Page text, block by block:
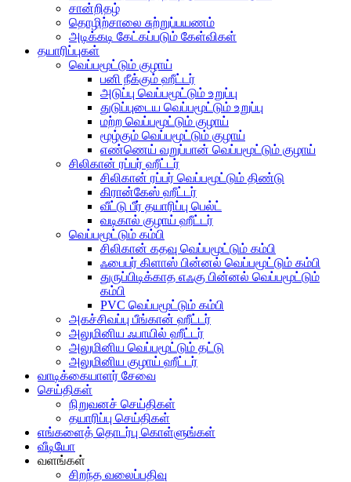
சான்றிதழ்
தொழிற்சாலை சுற்றுப்பயணம்
அடிக்கடி கேட்கப்படும் கேள்விகள்
தயாரிப்புகள்
வெப்பமூட்டும் குழாய்
பனி நீக்கும் ஹீட்டர்
அடுப்பு வெப்பமூட்டும் உறுப்பு
துடுப்புடைய வெப்பமூட்டும் உறுப்பு
மற்ற வெப்பமூட்டும் குழாய்
மூழ்கும் வெப்பமூட்டும் குழாய்
எண்ணெய் வறுப்பான் வெப்பமூட்டும் குழாய்
சிலிகான் ரப்பர் ஹீட்டர்
சிலிகான் ரப்பர் வெப்பமூட்டும் திண்டு
கிரான்கேஸ் ஹீட்டர்
வீட்டு பீர் தயாரிப்பு பெல்ட்
வடிகால் குழாய் ஹீட்டர்
வெப்பமூட்டும் கம்பி
சிலிகான் கதவு வெப்பமூட்டும் கம்பி
ஃபைபர் கிளாஸ் பின்னல் வெப்பமூட்டும் கம்பி
துருப்பிடிக்காத எஃகு பின்னல் வெப்பமூட்டும்
கம்பி
PVC வெப்பமூட்டும் கம்பி
அகச்சிவப்பு பீங்கான் ஹீட்டர்
அலுமினிய ஃபாயில் ஹீட்டர்
அலுமினிய வெப்பமூட்டும் தட்டு
அலுமினிய குழாய் ஹீட்டர்
வாடிக்கையாளர் சேவை
செய்திகள்
நிறுவனச் செய்திகள்
தயாரிப்பு செய்திகள்
எங்களைத் தொடர்பு கொள்ளுங்கள்
வீடியோ
வளங்கள்
சிறந்த வலைப்பதிவு